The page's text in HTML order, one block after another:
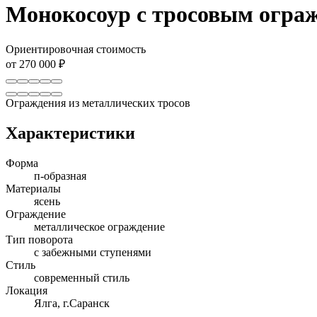
Монокосоур с тросовым
Ориентировочная стоимость
от 270 000 ₽
Ограждения из металлических тросов
Характеристики
Форма
п-образная
Материалы
ясень
Ограждение
металлическое ограждение
Тип поворота
с забежными ступенями
Стиль
современный стиль
Локация
Ялга, г.Саранск